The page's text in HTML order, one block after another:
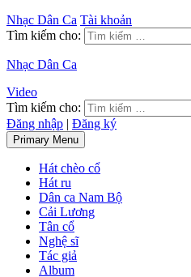
Nhạc Dân Ca Tài khoản
Tìm kiếm cho:
Nhạc Dân Ca
Video
Tìm kiếm cho:
Đăng nhập | Đăng ký
Primary Menu
Hát chèo cổ
Hát ru
Dân ca Nam Bộ
Cải Lương
Tân cổ
Nghệ sĩ
Tác giả
Album